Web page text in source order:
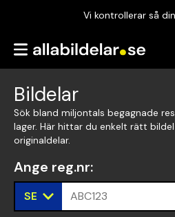
Vi kontrollerar så
Garanterad
Bildelar
Sök bland miljontals begagnade
lager. Här hittar du enkelt rätt
originaldelar.
Ange reg.nr:
SE ABC123